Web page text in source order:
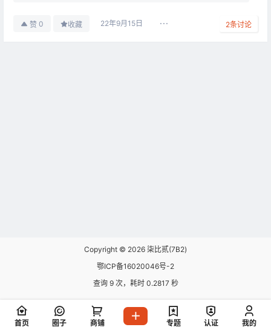
赞 0 收藏 22年9月15日 2条讨论
Copyright © 2026 柒比贰(7B2)
鄂ICP备16020046号-2
查询 9 次，耗时 0.2817 秒
首页 圈子 商铺 专题 认证 我的